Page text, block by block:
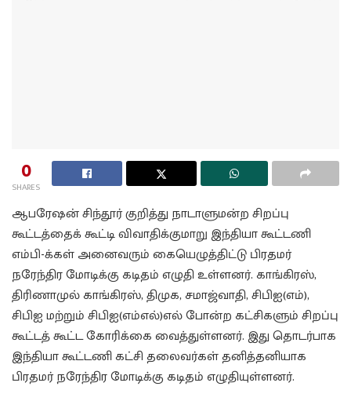
0
SHARES
ஆபரேஷன் சிந்தூர் குறித்து நாடாளுமன்ற சிறப்பு
கூட்டத்தைக் கூட்டி விவாதிக்குமாறு இந்தியா கூட்டணி
எம்பி-க்கள் அனைவரும் கையெழுத்திட்டு பிரதமர்
நரேந்திர மோடிக்கு கடிதம் எழுதி உள்ளனர். காங்கிரஸ்,
திரிணாமுல் காங்கிரஸ், திமுக, சமாஜ்வாதி, சிபிஐ(எம்),
சிபிஐ மற்றும் சிபிஐ(எம்எல்)எல் போன்ற கட்சிகளும் சிறப்பு
கூட்டத் கூட்ட கோரிக்கை வைத்துள்ளனர். இது தொடர்பாக
இந்தியா கூட்டணி கட்சி தலைவர்கள் தனித்தனியாக
பிரதமர் நரேந்திர மோடிக்கு கடிதம் எழுதியுள்ளனர்.